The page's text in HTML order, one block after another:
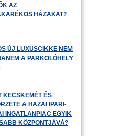
AZ
HÁZAKAT?
ÚJ LUXUSCIKKE NEM
A PARKOLÓHELY
KECSKEMÉT ÉS
A HAZAI IPARI-
INGATLANPIAC EGYIK
KÖZPONTJÁVÁ?